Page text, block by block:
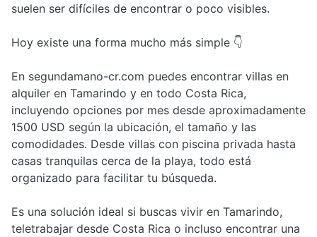
suelen ser difíciles de encontrar o poco visibles.
Hoy existe una forma mucho más simple 👇
En segundamano-cr.com puedes encontrar villas en
alquiler en Tamarindo y en todo Costa Rica,
incluyendo opciones por mes desde aproximadamente
1500 USD según la ubicación, el tamaño y las
comodidades. Desde villas con piscina privada hasta
casas tranquilas cerca de la playa, todo está
organizado para facilitar tu búsqueda.
Es una solución ideal si buscas vivir en Tamarindo,
teletrabajar desde Costa Rica o incluso encontrar una